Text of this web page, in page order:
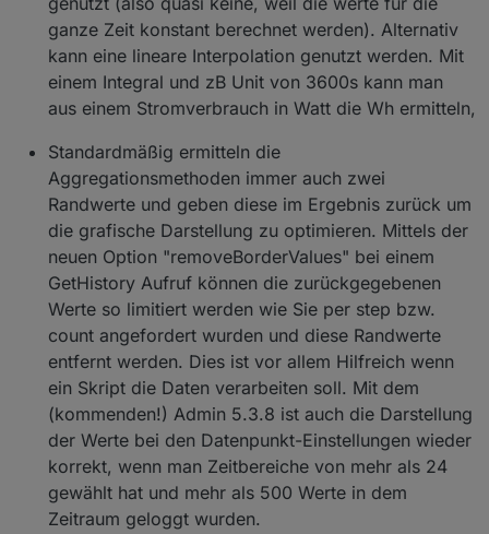
ganze Zeit konstant berechnet werden). Alternativ
kann eine lineare Interpolation genutzt werden. Mit
einem Integral und zB Unit von 3600s kann man
aus einem Stromverbrauch in Watt die Wh ermitteln,
Standardmäßig ermitteln die
Aggregationsmethoden immer auch zwei
Randwerte und geben diese im Ergebnis zurück um
die grafische Darstellung zu optimieren. Mittels der
neuen Option "removeBorderValues" bei einem
GetHistory Aufruf können die zurückgegebenen
Werte so limitiert werden wie Sie per step bzw.
count angefordert wurden und diese Randwerte
entfernt werden. Dies ist vor allem Hilfreich wenn
ein Skript die Daten verarbeiten soll. Mit dem
(kommenden!) Admin 5.3.8 ist auch die Darstellung
der Werte bei den Datenpunkt-Einstellungen wieder
korrekt, wenn man Zeitbereiche von mehr als 24
gewählt hat und mehr als 500 Werte in dem
Zeitraum geloggt wurden.